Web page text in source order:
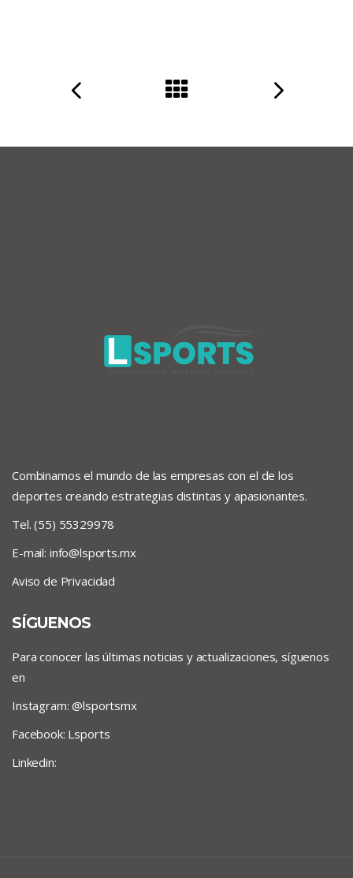
Combinamos el mundo de las empresas con el de los
deportes creando estrategias distintas y apasionantes.
Tel. (55) 55329978
E-mail: info@lsports.mx
Aviso de Privacidad
SÍGUENOS
Para conocer las últimas noticias y actualizaciones, síguenos
en
Instagram: @lsportsmx
Facebook: Lsports
Linkedin: